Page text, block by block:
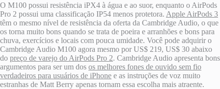
O M100 possui resistência iPX4 à água e ao suor, enquanto o AirPods
Pro 2 possui uma classificação IP54 menos protetora. Apple AirPods 3
têm o mesmo nível de resistência da oferta da Cambridge Audio, o que
os torna muito bons quando se trata de poeira e arranhões e bons para
chuva, exercícios e locais com pouca umidade. Você pode adquirir o
Cambridge Audio M100 agora mesmo por US$ 219, US$ 30 abaixo
do preço de varejo do AirPods Pro 2. Cambridge Audio apresenta bons
argumentos para ser um dos os melhores fones de ouvido sem fio
verdadeiros para usuários de iPhone e as instruções de voz muito
estranhas de Matt Berry apenas tornam essa escolha mais atraente.